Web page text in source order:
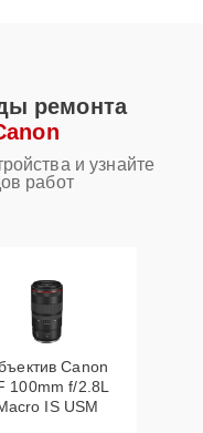
ремонта
и узнайте
работ
Canon
100mm f/2.8L
IS USM